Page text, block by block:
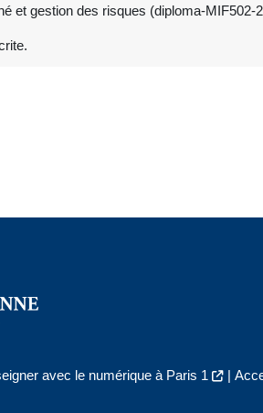
et gestion des risques (diploma-MIF502-
avec le numérique à Paris 1 |